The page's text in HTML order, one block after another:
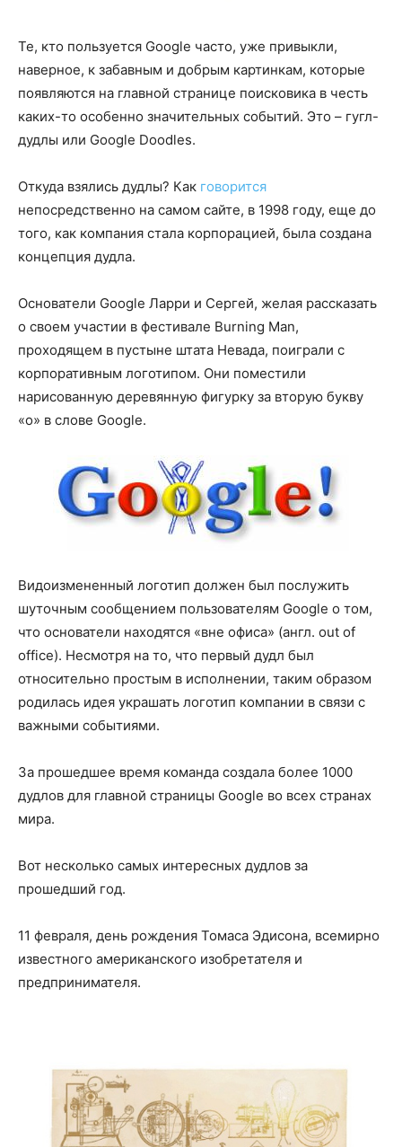
Те, кто пользуется Google часто, уже привыкли,
наверное, к забавным и добрым картинкам, которые
появляются на главной странице поисковика в честь
каких-то особенно значительных событий. Это – гугл-
дудлы или Google Doodles.
Откуда взялись дудлы? Как говорится
непосредственно на самом сайте, в 1998 году, еще до
того, как компания стала корпорацией, была создана
концепция дудла.
Основатели Google Ларри и Сергей, желая рассказать
о своем участии в фестивале Burning Man,
проходящем в пустыне штата Невада, поиграли с
корпоративным логотипом. Они поместили
нарисованную деревянную фигурку за вторую букву
«o» в слове Google.
Видоизмененный логотип должен был послужить
шуточным сообщением пользователям Google о том,
что основатели находятся «вне офиса» (англ. out of
office). Несмотря на то, что первый дудл был
относительно простым в исполнении, таким образом
родилась идея украшать логотип компании в связи с
важными событиями.
За прошедшее время команда создала более 1000
дудлов для главной страницы Google во всех странах
мира.
Вот несколько самых интересных дудлов за
прошедший год.
11 февраля, день рождения Томаса Эдисона, всемирно
известного американского изобретателя и
предпринимателя.